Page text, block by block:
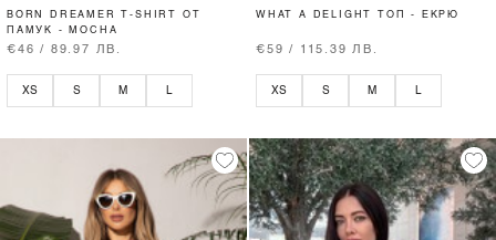
BORN DREAMER T-SHIRT ОТ
ПАМУК - MOCHA
€46 / 89.97 ЛВ.
XS S M L
WHAT A DELIGHT ТОП - ЕКРЮ
€59 / 115.39 ЛВ.
XS S M L